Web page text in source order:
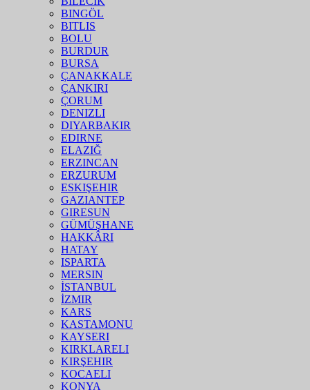
BINGÖL
BITLIS
BOLU
BURDUR
BURSA
ÇANAKKALE
ÇANKIRI
ÇORUM
DENIZLI
DIYARBAKIR
EDIRNE
ELAZIĞ
ERZINCAN
ERZURUM
ESKIŞEHIR
GAZIANTEP
GIRESUN
GÜMÜŞHANE
HAKKÂRI
HATAY
ISPARTA
MERSIN
İSTANBUL
İZMIR
KARS
KASTAMONU
KAYSERI
KIRKLARELI
KIRŞEHIR
KOCAELI
KONYA